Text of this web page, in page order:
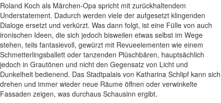
Roland Koch als Märchen-Opa spricht mit zurückhaltendem
Understatement. Dadurch werden viele der aufgesetzt klingenden
Dialoge ersetzt und verkürzt. Was dann folgt, ist eine Fülle von auch
ironischen Ideen, die sich jedoch bisweilen etwas selbst im Wege
stehen, teils fantasievoll, gewürzt mit Revueelementen wie einem
Schmetterlingsballett oder tanzenden Plüschbären, hauptsächlich
jedoch in Grautönen und nicht den Gegensatz von Licht und
Dunkelheit bedienend. Das Stadtpalais von Katharina Schlipf kann sich
drehen und immer wieder neue Räume öffnen oder verwinkelte
Fassaden zeigen, was durchaus Schausinn ergibt.